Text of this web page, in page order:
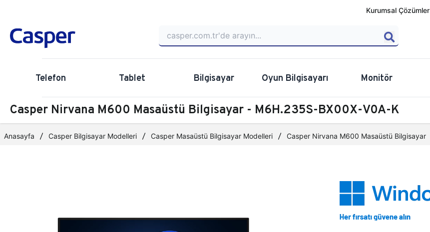
Kurumsal Çözümler
Telefon Tablet Bilgisayar Oyun Bilgisayarı Monitör
Casper Nirvana M600 Masaüstü Bilgisayar - M6H.235S-BX00X-V0A-K
Anasayfa Casper Bilgisayar Modelleri Casper Masaüstü Bilgisayar Modelleri Casper Nirvana M600 Masaüstü Bilgisayar